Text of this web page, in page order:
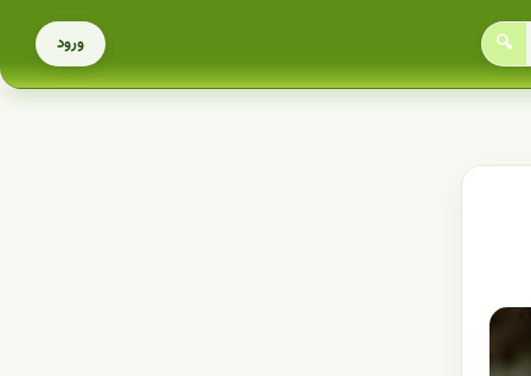
🔍 ورود